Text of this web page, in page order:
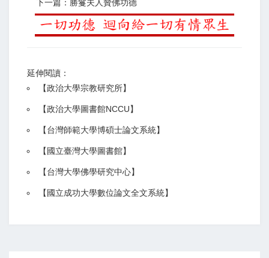
下一篇：勝鬘夫人贊佛功德
延伸閱讀：
【政治大學宗教研究所】
【政治大學圖書館NCCU】
【台灣師範大學博碩士論文系統】
【 國立臺灣大學圖書館】
【台灣大學佛學研究中心】
【 國立成功大學數位論文全文系統】